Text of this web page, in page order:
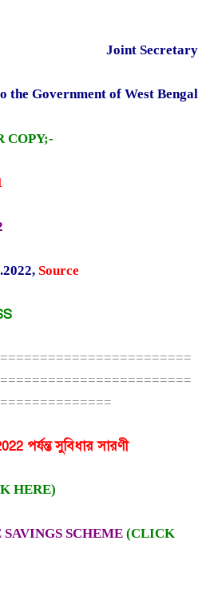
Joint Secretary
the Government of West Bengal
COPY;-
, Source
পর্যন্ত সুবিধার সারণী
HERE)
SCHEME (CLICK